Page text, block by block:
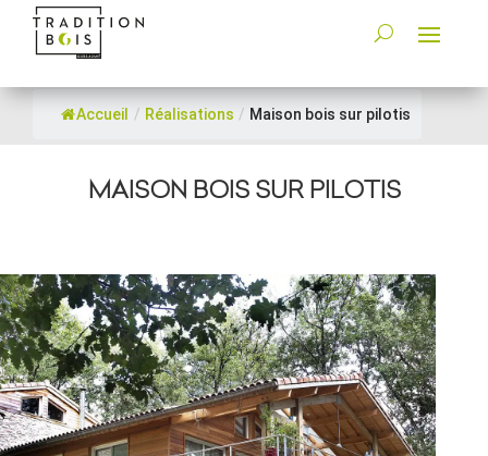
Accueil / Réalisations / Maison bois sur pilotis
MAISON BOIS SUR PILOTIS